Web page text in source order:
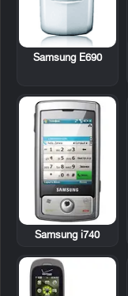
Samsung E690
Samsung i740